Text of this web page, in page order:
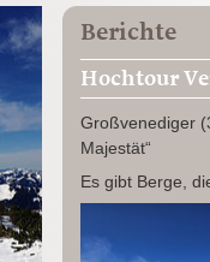
Berichte
Hochtour
Großvenediger
Majestät“
Es gibt Berge,